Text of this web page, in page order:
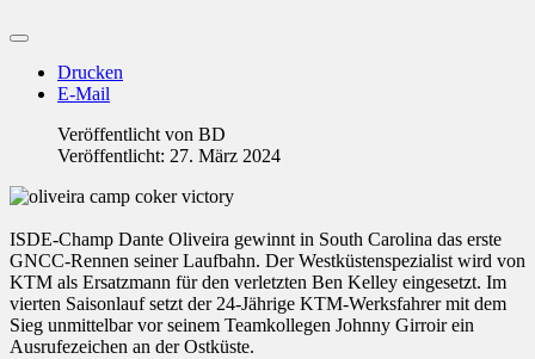
Drucken
E-Mail
Veröffentlicht von BD
Veröffentlicht: 27. März 2024
ISDE-Champ Dante Oliveira gewinnt in South Carolina das erste
GNCC-Rennen seiner Laufbahn. Der Westküstenspezialist wird von
KTM als Ersatzmann für den verletzten Ben Kelley eingesetzt. Im
vierten Saisonlauf setzt der 24-Jährige KTM-Werksfahrer mit dem
Sieg unmittelbar vor seinem Teamkollegen Johnny Girroir ein
Ausrufezeichen an der Ostküste.